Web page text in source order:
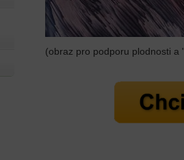
(obraz pro podporu plodnosti